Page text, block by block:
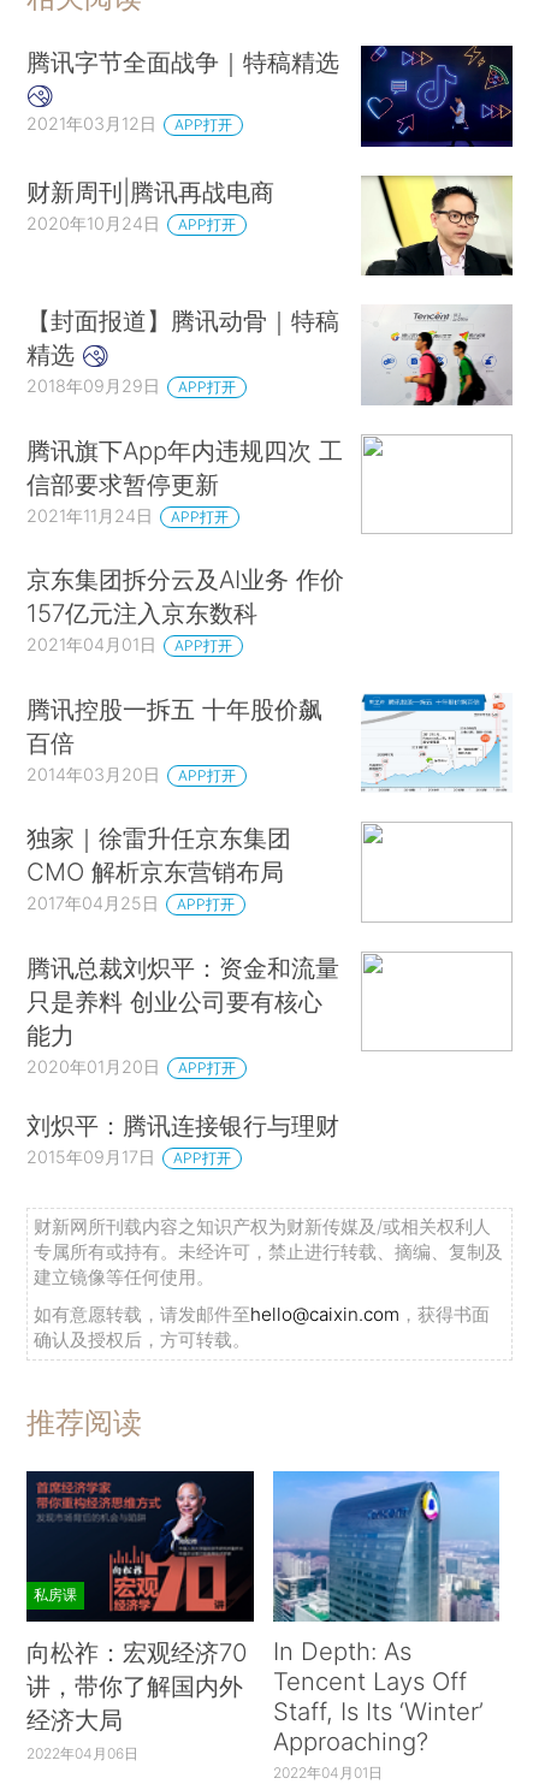
腾讯字节全面战争｜特稿精选
2021年03月12日 APP打开
财新周刊|腾讯再战电商
2020年10月24日 APP打开
【封面报道】腾讯动骨｜特稿
精选
2018年09月29日 APP打开
腾讯旗下App年内违规四次 工
信部要求暂停更新
2021年11月24日 APP打开
京东集团拆分云及AI业务 作价
157亿元注入京东数科
2021年04月01日 APP打开
腾讯控股一拆五 十年股价飙
百倍
2014年03月20日 APP打开
独家｜徐雷升任京东集团
CMO 解析京东营销布局
2017年04月25日 APP打开
腾讯总裁刘炽平：资金和流量
只是养料 创业公司要有核心
能力
2020年01月20日 APP打开
刘炽平：腾讯连接银行与理财
2015年09月17日 APP打开
财新网所刊载内容之知识产权为财新传媒及/或相关权利人
专属所有或持有。未经许可，禁止进行转载、摘编、复制及
建立镜像等任何使用。
如有意愿转载，请发邮件至hello@caixin.com ，获得书面
确认及授权后，方可转载。
推荐阅读
私房课
向松祚：宏观经济70
讲，带你了解国内外
经济大局
2022年04月06日
In Depth: As
Tencent Lays Off
Staff, Is Its ‘Winter’
Approaching?
2022年04月01日